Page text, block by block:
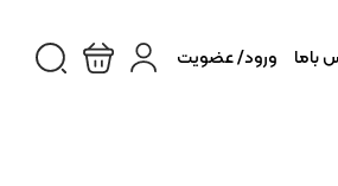
باما ورود/ عضویت